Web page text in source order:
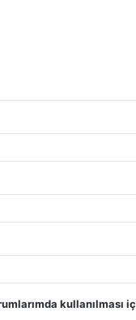
kullanılması